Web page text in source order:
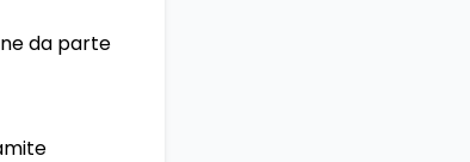
da parte